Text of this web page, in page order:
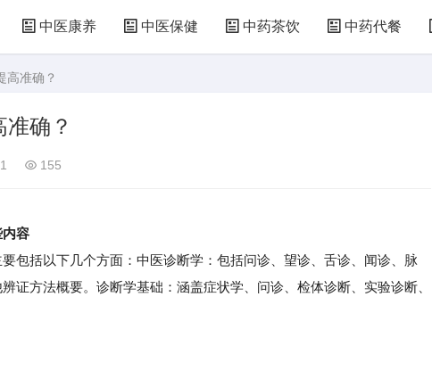
中医康养 中医保健 中药茶饮 中药代餐
高准确？
确？
155
容
括以下几个方面：中医诊断学：包括问诊、望诊、舌诊、闻诊、脉
证方法概要。诊断学基础：涵盖症状学、问诊、检体诊断、实验诊断、